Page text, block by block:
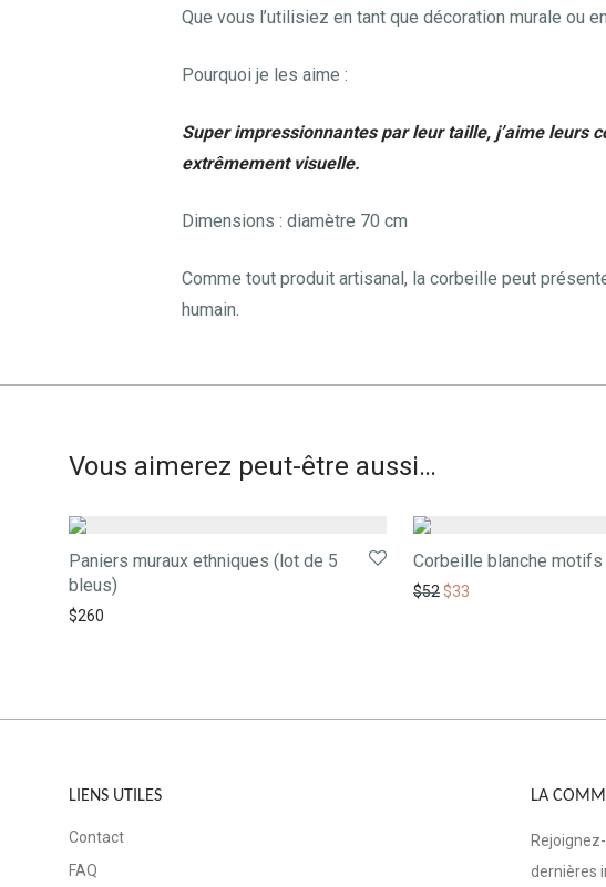
Que vous l’utilisiez en tant que décoration murale ou
Pourquoi je les aime :
Super impressionnantes par leur taille, j’aime leurs
extrêmement visuelle.
Dimensions : diamètre 70 cm
Comme tout produit artisanal, la corbeille peut
humain.
Vous aimerez peut-être aussi…
Paniers muraux ethniques (lot de 5
bleus)
$260
Corbeille blanche motifs
$52$33
LIENS UTILES
Contact
FAQ
LA
dernières